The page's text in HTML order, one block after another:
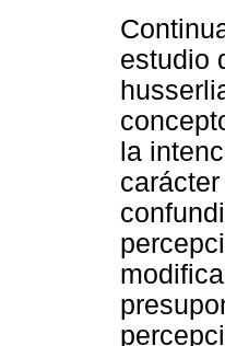
estudio
la